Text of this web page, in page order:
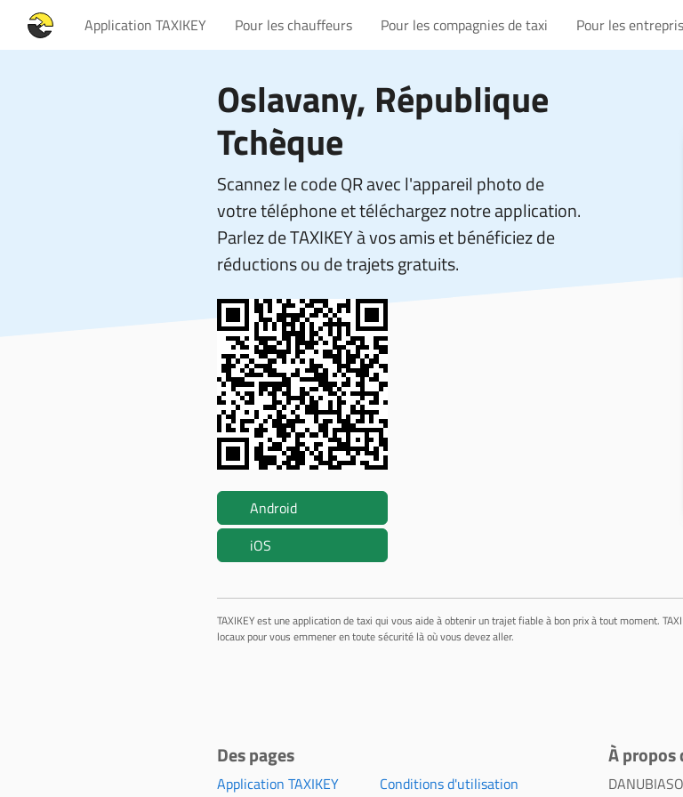
Application TAXIKEY Pour les chauffeurs Pour les compagnies de taxi Pour les
Oslavany, République
Tchèque
Scannez le code QR avec l'appareil photo de
votre téléphone et téléchargez notre application.
Parlez de TAXIKEY à vos amis et bénéficiez de
réductions ou de trajets gratuits.
Android
iOS
TAXIKEY est une application de taxi qui vous aide à obtenir un trajet fiable à bon prix à tout moment.
locaux pour vous emmener en toute sécurité là où vous devez aller.
Des pages
Application TAXIKEY
Conditions d'utilisation
À propos